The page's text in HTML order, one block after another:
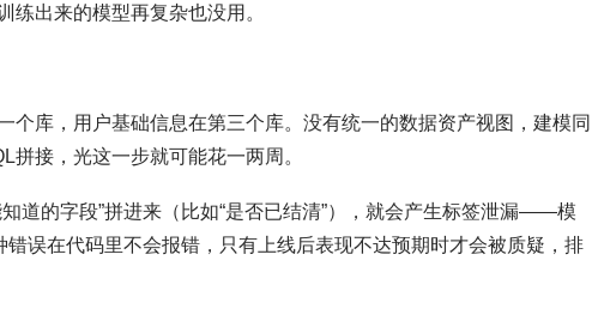
练出来的模型再复杂也没用。
个库，用户基础信息在第三个库。没有统一的数据资产视图，建模同
接，光这一步就可能花一两周。
知道的字段”拼进来（比如“是否已结清”），就会产生标签泄漏——模
错误在代码里不会报错，只有上线后表现不达预期时才会被质疑，排